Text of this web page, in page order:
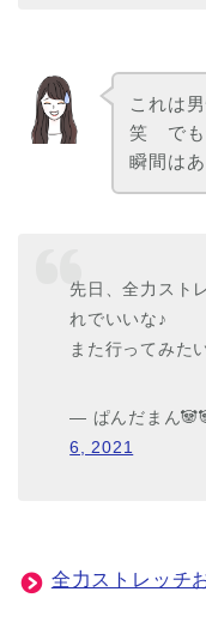
これは
笑 でも
瞬間は
先日、全力スト
れでいいな♪
また行ってみた
— ぱんだまん
6, 2021
全力ストレッチ